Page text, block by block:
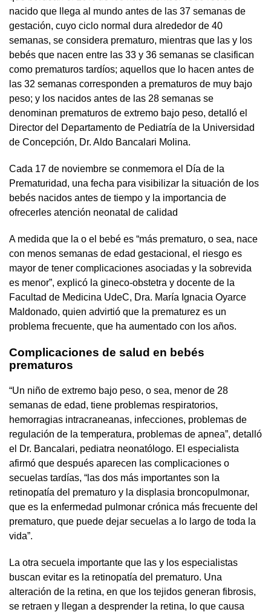
nacido que llega al mundo antes de las 37 semanas de
gestación, cuyo ciclo normal dura alrededor de 40
semanas, se considera prematuro, mientras que las y los
bebés que nacen entre las 33 y 36 semanas se clasifican
como prematuros tardíos; aquellos que lo hacen antes de
las 32 semanas corresponden a prematuros de muy bajo
peso; y los nacidos antes de las 28 semanas se
denominan prematuros de extremo bajo peso, detalló el
Director del Departamento de Pediatría de la Universidad
de Concepción, Dr. Aldo Bancalari Molina.
Cada 17 de noviembre se conmemora el Día de la
Prematuridad, una fecha para visibilizar la situación de los
bebés nacidos antes de tiempo y la importancia de
ofrecerles atención neonatal de calidad
A medida que la o el bebé es “más prematuro, o sea, nace
con menos semanas de edad gestacional, el riesgo es
mayor de tener complicaciones asociadas y la sobrevida
es menor”, explicó la gineco-obstetra y docente de la
Facultad de Medicina UdeC, Dra. María Ignacia Oyarce
Maldonado, quien advirtió que la prematurez es un
problema frecuente, que ha aumentado con los años.
Complicaciones de salud en bebés
prematuros
“Un niño de extremo bajo peso, o sea, menor de 28
semanas de edad, tiene problemas respiratorios,
hemorragias intracraneanas, infecciones, problemas de
regulación de la temperatura, problemas de apnea”, detalló
el Dr. Bancalari, pediatra neonatólogo. El especialista
afirmó que después aparecen las complicaciones o
secuelas tardías, “las dos más importantes son la
retinopatía del prematuro y la displasia broncopulmonar,
que es la enfermedad pulmonar crónica más frecuente del
prematuro, que puede dejar secuelas a lo largo de toda la
vida”.
La otra secuela importante que las y los especialistas
buscan evitar es la retinopatía del prematuro. Una
alteración de la retina, en que los tejidos generan fibrosis,
se retraen y llegan a desprender la retina, lo que causa